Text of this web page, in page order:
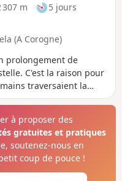
307 m
5 jours
(A Corogne)
prolongement de
C'est la raison pour
traversaient la
lactée jusqu'au bout
directement à Fisterra
aussi de faire 3 km
Le paysage est
l'océan Atlantique
à proposer des
gratuites et pratiques
soutenez-nous en
coup de pouce !